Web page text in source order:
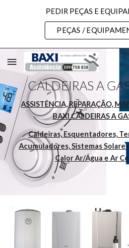
PEDIR PEÇAS E
PEÇAS /
CALDEIRAS A
ASSISTÊNCIA, REPARAÇÃO,
BAXI CALDEIRAS A
Caldeiras, Esquentadores,
Acumuladores, Sistemas
Calor Ar/Água e Ar